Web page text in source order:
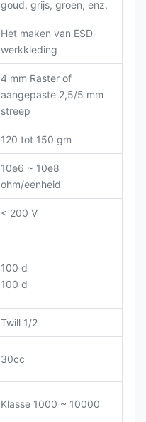
goud, grijs, groen, enz.
Het maken van ESD-
werkkleding
4 mm Raster of
aangepaste 2,5/5 mm
streep
120 tot 150 gm
10e6 ~ 10e8
ohm/eenheid
< 200 V
100 d
100 d
Twill 1/2
30cc
Klasse 1000 ~ 10000